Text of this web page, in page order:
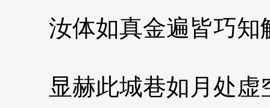
汝体如真金遍皆巧知
显赫此城巷如月处虚